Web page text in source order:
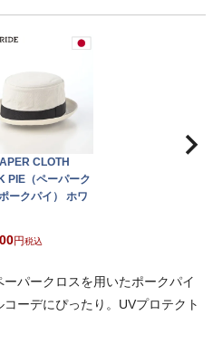
CLOTH
PIE（ペーパーク
ークパイ） ホワ
税込
パークロスを用いたポークパイ
ーデにぴったり。UVプロテクト